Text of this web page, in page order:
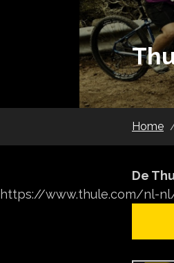
Home
De
https://www.thule.com/nl-